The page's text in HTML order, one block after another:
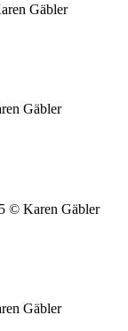
Gäbler
Gäbler
© Karen Gäbler
Gäbler